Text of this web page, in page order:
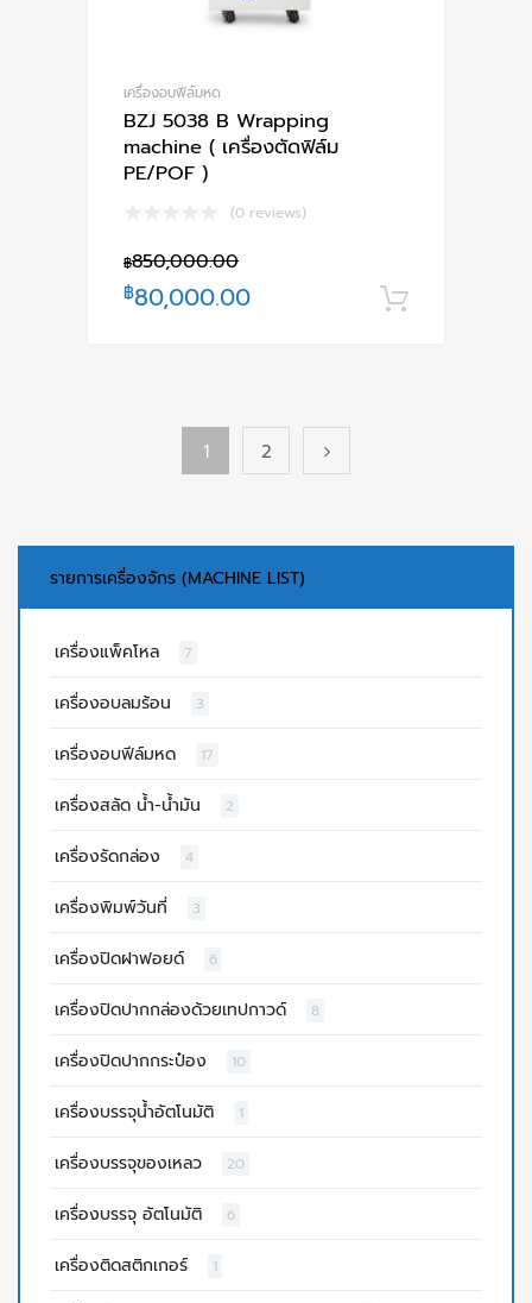
เครื่องอบฟีล์มหด
BZJ 5038 B Wrapping
machine ( เครื่องตัดฟิล์ม
PE/POF )
(0 reviews)
฿850,000.00
฿80,000.00
1 2
รายการเครื่องจักร (MACHINE LIST)
เครื่องแพ็คโหล 7
เครื่องอบลมร้อน 3
เครื่องอบฟีล์มหด 17
เครื่องสลัด น้ำ-น้ำมัน 2
เครื่องรัดกล่อง 4
เครื่องพิมพ์วันที่ 3
เครื่องปิดฝาฟอยด์ 6
เครื่องปิดปากกล่องด้วยเทปกาวด์ 8
เครื่องปิดปากกระป๋อง 10
เครื่องบรรจุน้ำอัตโนมัติ 1
เครื่องบรรจุของเหลว 20
เครื่องบรรจุ อัตโนมัติ 6
เครื่องติดสติกเกอร์ 1